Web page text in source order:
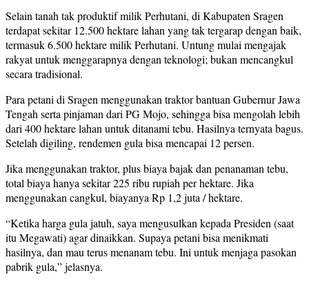
Selain tanah tak produktif milik Perhutani, di Kabupaten Sragen
terdapat sekitar 12.500 hektare lahan yang tak tergarap dengan baik,
termasuk 6.500 hektare milik Perhutani. Untung mulai mengajak
rakyat untuk menggarapnya dengan teknologi; bukan mencangkul
secara tradisional.
Para petani di Sragen menggunakan traktor bantuan Gubernur Jawa
Tengah serta pinjaman dari PG Mojo, sehingga bisa mengolah lebih
dari 400 hektare lahan untuk ditanami tebu. Hasilnya ternyata bagus.
Setelah digiling, rendemen gula bisa mencapai 12 persen.
Jika menggunakan traktor, plus biaya bajak dan penanaman tebu,
total biaya hanya sekitar 225 ribu rupiah per hektare. Jika
menggunakan cangkul, biayanya Rp 1,2 juta / hektare.
“Ketika harga gula jatuh, saya mengusulkan kepada Presiden (saat
itu Megawati) agar dinaikkan. Supaya petani bisa menikmati
hasilnya, dan mau terus menanam tebu. Ini untuk menjaga pasokan
pabrik gula,” jelasnya.